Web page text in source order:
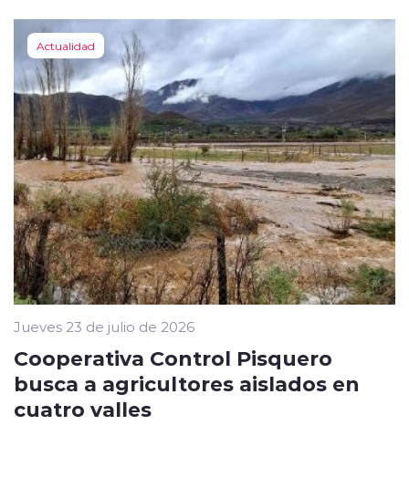
Actualidad
Jueves 23 de julio de 2026
Cooperativa Control Pisquero
busca a agricultores aislados en
cuatro valles